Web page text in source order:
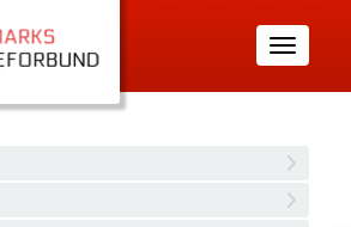
Toggle
navigation